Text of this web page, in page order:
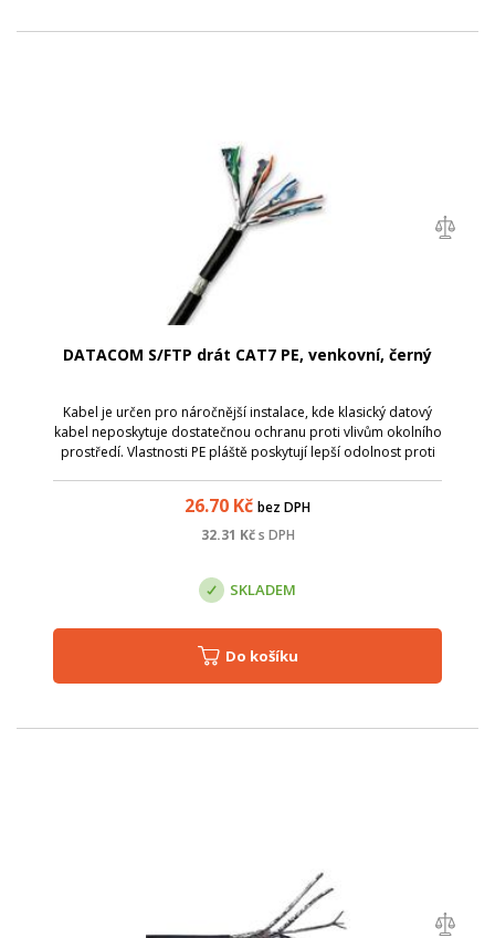
DATACOM S/FTP drát CAT7 PE, venkovní, černý
Kabel je určen pro náročnější instalace, kde klasický datový
kabel neposkytuje dostatečnou ochranu proti vlivům okolního
prostředí. Vlastnosti PE pláště poskytují lepší odolnost proti
26.70 Kč bez DPH
32.31 Kč s DPH
SKLADEM
Do košíku